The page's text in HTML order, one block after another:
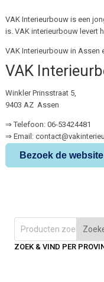
VAK Interieurbouw is een
is. VAK interieurbouw levert
VAK Interieurbouw in Assen
VAK
Winkler Prinsstraat 5,
9403 AZ Assen
⇒ Telefoon: 06-53424481
⇒ Email:
Bezoek de website
ZOEK & VIND PER